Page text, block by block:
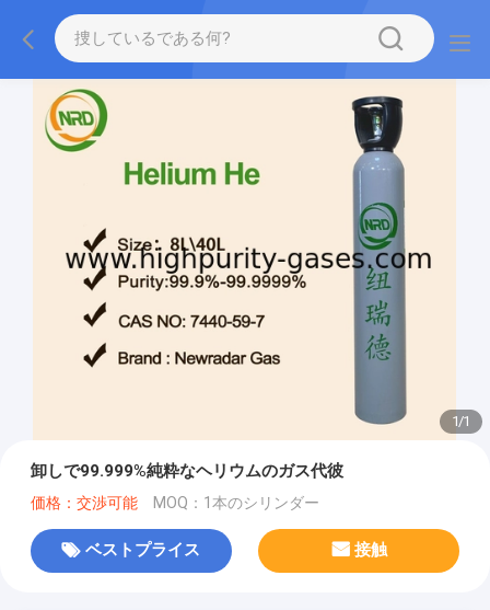
1/1
卸しで99.999%純粋なヘリウムのガス代彼
価格：交渉可能 MOQ：1本のシリンダー
ベストプライス 接触